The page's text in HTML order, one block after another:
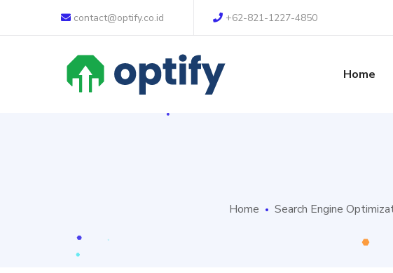
contact@optify.co.id +62-821-1227-4850
Home
Home Search Engine